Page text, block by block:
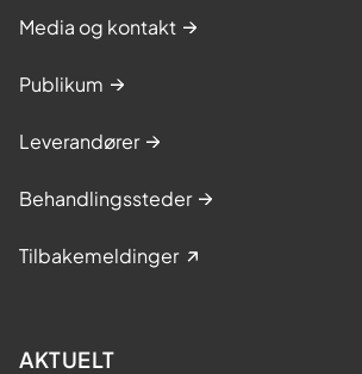
Media og kontakt
Publikum
Leverandører
Behandlingssteder
Tilbakemeldinger
AKTUELT